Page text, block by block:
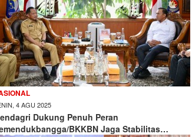
4 AGU 2025
Dukung Penuh Peran
BKKBN Jaga Stabilitas…